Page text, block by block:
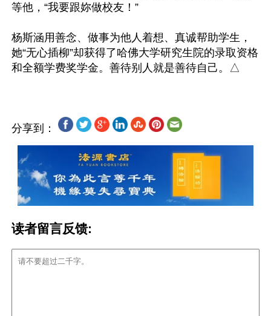
等他，“我要跟妳做校友！”
杨斯涵用善念、做事为他人着想、真诚帮助学生，
她“无心插柳”却获得了哈佛大学研究生院的录取资格
分享到：
读者留言反馈: